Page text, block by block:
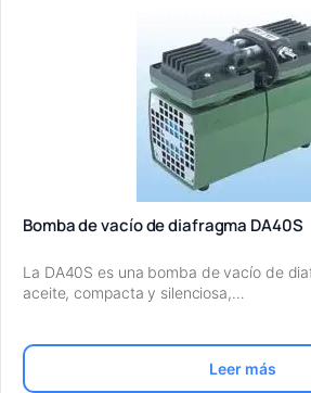
Bomba de vacío de diafragma DA40S
La DA40S es una bomba de vacío de
aceite, compacta y silenciosa,…
Leer más